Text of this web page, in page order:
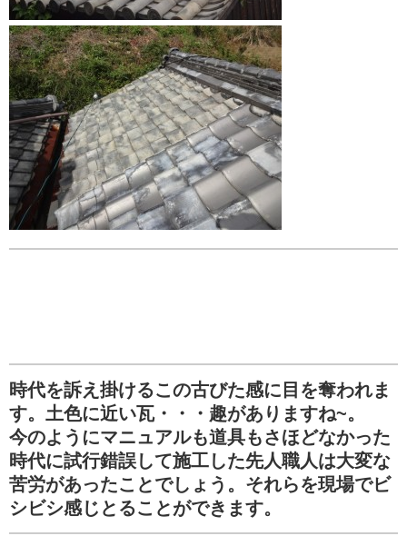
時代を訴え掛けるこの古びた感に目を奪われま
す。土色に近い瓦・・・趣がありますね~。
今のようにマニュアルも道具もさほどなかった
時代に試行錯誤して施工した先人職人は大変な
苦労があったことでしょう。それらを現場でビ
シビシ感じとることができます。